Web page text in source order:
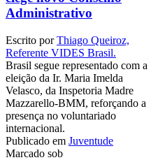
Administrativo
Escrito porThiago Queiroz,
Referente VIDES Brasil.
Brasil segue representado com a
eleição da Ir. Maria Imelda
Velasco, da Inspetoria Madre
Mazzarello-BMM, reforçando a
presença no voluntariado
internacional.
Publicado em Juventude
Marcado sob